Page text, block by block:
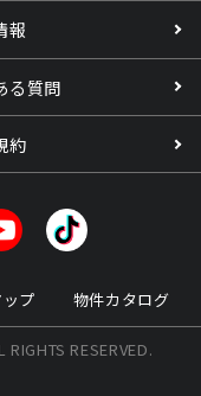
報
る質問
約
プ 物件カタログ
RESERVED.